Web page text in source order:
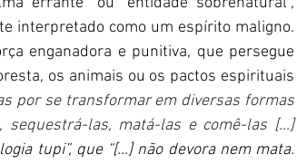
interpretado como um espírito maligno.
enganadora e punitiva, que persegue
os animais ou os pactos espirituais
por se transformar em diversas formas
para enganar as pessoas, amaldiçoá-las, possuí-las, sequestrá-las, matá-las e comê-las [...]
tupi”, que “[...] não devora nem mata.